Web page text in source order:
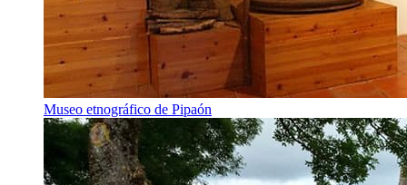
Museo etnográfico de Pipaón